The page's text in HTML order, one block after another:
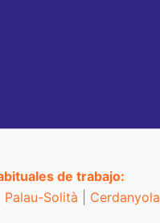
de trabajo:
Palau-Solità Cerdanyola